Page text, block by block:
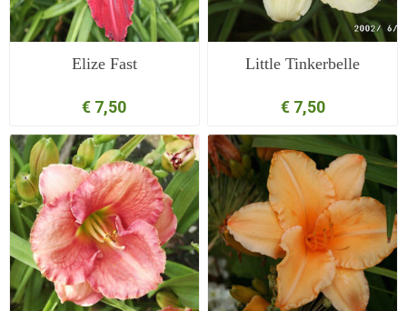
Elize Fast
€ 7,50
Little Tinkerbelle
€ 7,50